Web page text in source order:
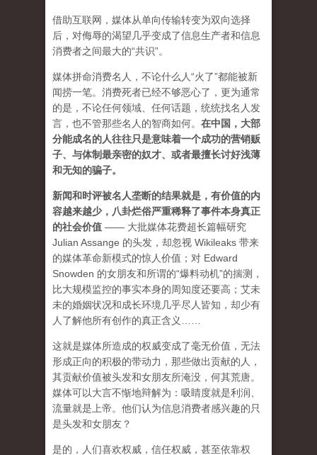
借助互联网，媒体从单向传输转变为双向选择
后，对侮辱的渴望几乎变成了信息生产者和信息
消费者之间最大的“共识”。
媒体拼命消费名人，不论什么人“火了”都能被新
闻捞一笔。消费死者已经不够恶心了，更为通常
的是，不论任何领域、任何话题，统统找名人发
言，也不管那些名人的智商如何。 在中国，大部
分能成名的人往往只是意味着一个成功的营销贩
子、与体制最亲密的奴才、或者最擅长讨好浅薄
和无知的骗子。
新闻和时评被名人垄断的结果就是，有价值的内
容越来越少，八卦烂俗严重稀释了事件本身真正
的社会价值 —— 大批媒体花费超长篇幅研究
Julian Assange 的头发，却忽视 Wikileaks 带来
的媒体革命新模式的惊人价值；对 Edward
Snowden 的女朋友和所谓的“爆料动机”的揣测，
比大规模监控的事实本身的周知度还要高；艾未
未的婚姻状况和成长环境几乎尽人皆知，却少有
人了解他所有创作的真正含义……
这就是媒体所造成的权威变成了毫无价值，无法
形成正向的积极的带动力，那些做出贡献的人，
其贡献价值被头发和女朋友所淹没，何其荒唐。
媒体可以大言不惭地辩解为：吸睛度就是利润、
流量就是上帝。他们认为信息消费者感兴趣的只
是头发和女朋友？
是的，人们喜欢权威，信任权威，甚至依靠权